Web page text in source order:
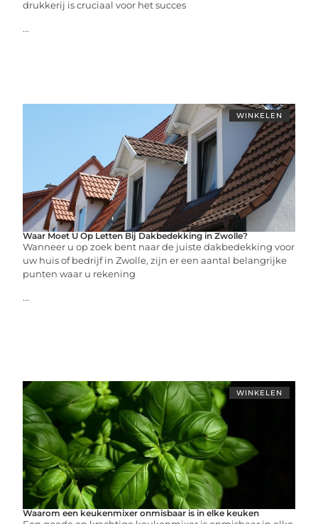
drukkerij is cruciaal voor het succes
...
WINKELEN
Waar Moet U Op Letten Bij Dakbedekking in Zwolle?
Wanneer u op zoek bent naar de juiste dakbedekking voor
uw huis of bedrijf in Zwolle, zijn er een aantal belangrijke
punten waar u rekening
...
WINKELEN
Waarom een keukenmixer onmisbaar is in elke keuken